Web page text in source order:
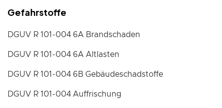
Gefahrstoffe
DGUV R 101-004 6A Brandschaden
DGUV R 101-004 6A Altlasten
DGUV R 101-004 6B Gebäudeschadstoffe
DGUV R 101-004 Auffrischung